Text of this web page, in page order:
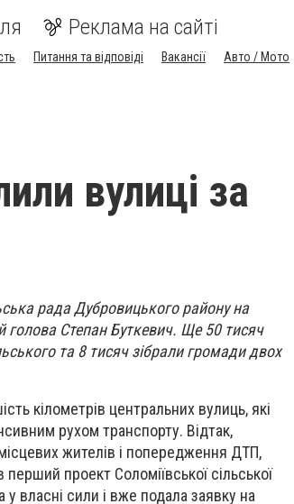
Реклама на сайті
Питання та відповіді Вакансії
Авто / Мото
вулиці за
рада Дубровицького району на
голова Степан Буткевич. Ще 50 тисяч
та 8 тисяч зібрали громади двох
кілометрів центральних вулиць, які
рухом транспорту. Відтак,
жителів і попередження ДТП,
проект Соломіївської сільської
у власні сили і вже подала заявку на